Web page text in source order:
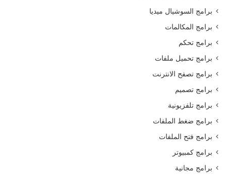
برامج السوشيال ميديا
برامج المكالمات
برامج تحكم
برامج تحميل ملفات
برامج تصفح الانترنت
برامج تصميم
برامج تلفزيونية
برامج ضغط الملفات
برامج فتح الملفات
برامج كمبيوتر
برامج مجانية